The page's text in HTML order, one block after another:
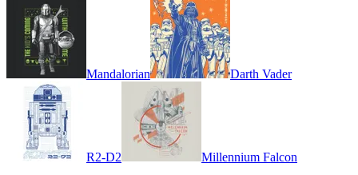
Mandalorian Darth Vader
R2-D2 Millennium Falcon